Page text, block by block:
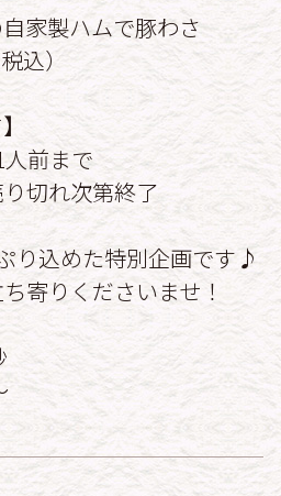
家製ハムで豚わさ
込）
前まで
切れ次第終了
り込めた特別企画です♪
寄りくださいませ！